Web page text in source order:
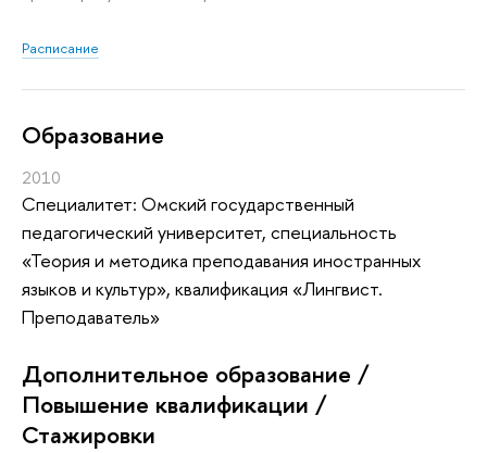
Расписание
Oбразование
2010
Специалитет: Омский государственный
педагогический университет, специальность
«Теория и методика преподавания иностранных
языков и культур», квалификация «Лингвист.
Преподаватель»
Дополнительное образование /
Повышение квалификации /
Стажировки